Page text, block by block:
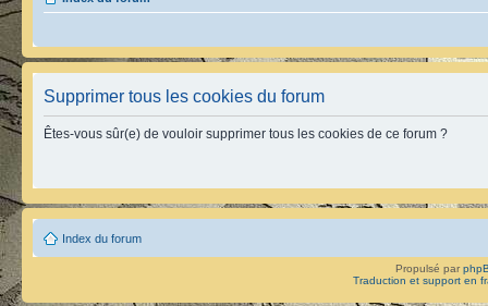
Supprimer tous les cookies du forum
Êtes-vous sûr(e) de vouloir supprimer tous les cookies de ce forum ?
Index du forum
Propulsé par
Traduction et support en